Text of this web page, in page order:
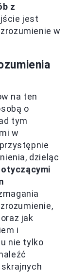
z
jest
w
na ten
o
tym
w
dzieląc
jak
i
nie tylko